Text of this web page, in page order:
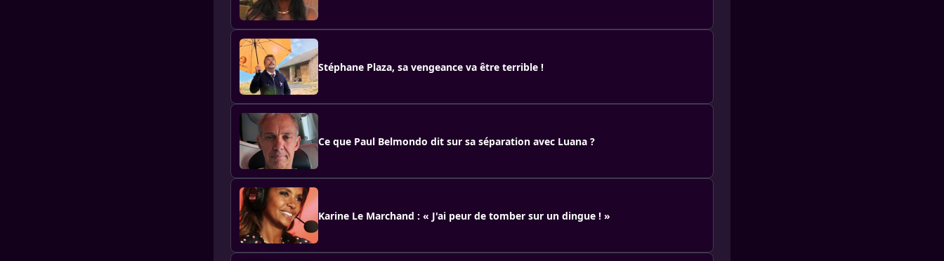
Stéphane Plaza, sa vengeance va être terrible !
Ce que Paul Belmondo dit sur sa séparation avec Luana ?
Karine Le Marchand : « J'ai peur de tomber sur un dingue ! »